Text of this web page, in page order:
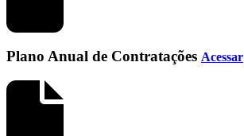
Plano Anual de Contratações Acessar